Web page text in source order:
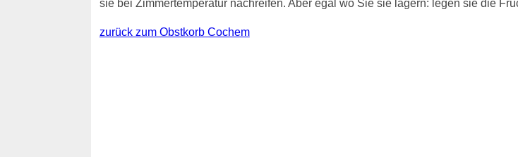
sie bei Zimmertemperatur nachreifen. Aber egal wo Sie sie lagern: legen sie die
zurück zum Obstkorb Cochem